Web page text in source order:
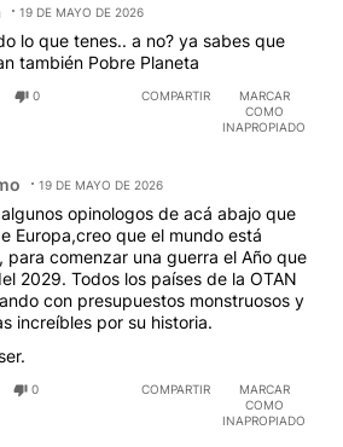
19 DE MAYO DE 2026
lo que tenes.. a no? ya sabes que
también Pobre Planeta
0 COMPARTIR
MARCAR
COMO
INAPROPIADO
19 DE MAYO DE 2026
opinologos de acá abajo que
Europa,creo que el mundo está
para comenzar una guerra el Año que
2029. Todos los países de la OTAN
con presupuestos monstruosos y
increíbles por su historia.
0 COMPARTIR
MARCAR
COMO
INAPROPIADO